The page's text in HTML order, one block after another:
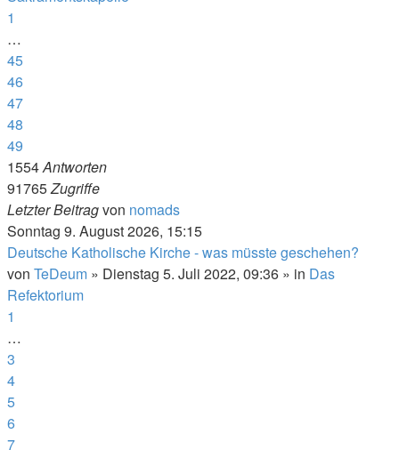
1
…
45
46
47
48
49
1554Antworten
91765Zugriffe
Letzter Beitragvon nomads
Sonntag 9. August 2026, 15:15
Deutsche Katholische Kirche - was müsste geschehen?
von TeDeum » Dienstag 5. Juli 2022, 09:36 » in Das
Refektorium
1
…
3
4
5
6
7